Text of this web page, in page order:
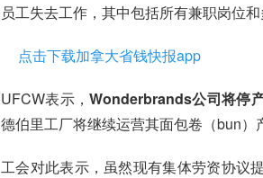
员工失去工作，其中包括所有兼职岗位和
点击下载加拿大省钱快报app
UFCW表示，Wonderbrands公司将停
德伯里工厂将继续运营其面包卷（bun）
工会对此表示，虽然现有集体劳资协议